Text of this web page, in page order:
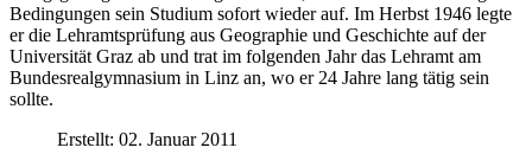
Bedingungen sein Studium sofort wieder auf. Im Herbst 1946 legte
er die Lehramtsprüfung aus Geographie und Geschichte auf der
Universität Graz ab und trat im folgenden Jahr das Lehramt am
Bundesrealgymnasium in Linz an, wo er 24 Jahre lang tätig sein
sollte.
Erstellt: 02. Januar 2011